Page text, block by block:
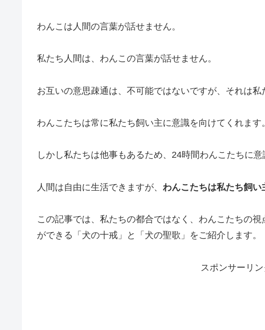
わんこは人間の言葉が話せません。
私たち人間は、わんこの言葉が話せません。
お互いの意思疎通は、不可能ではないですが、それは私
わんこたちは常に私たち飼い主に意識を向けてくれます。
しかし私たちは他事もあるため、24時間わんこたちに意
人間は自由に生活できますが、 わんこたちは私たち飼い
この記事では、私たちの都合ではなく、わんこたちの
ができる「犬の十戒」と「犬の聖歌」をご紹介します。
スポンサーリン